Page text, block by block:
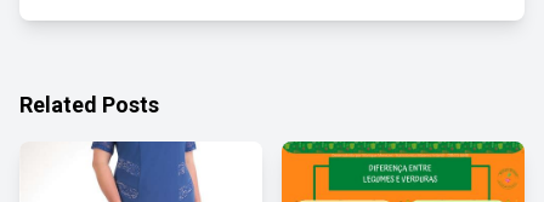
Related Posts